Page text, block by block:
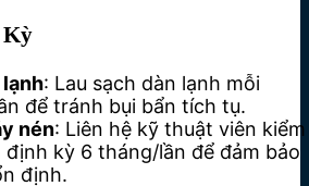
Kỳ
lạnh: Lau sạch dàn lạnh mỗi
để tránh bụi bẩn tích tụ.
nén: Liên hệ kỹ thuật viên kiểm
định kỳ 6 tháng/lần để đảm bảo
định.